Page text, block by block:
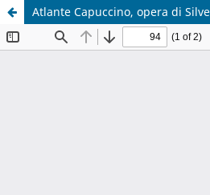
Atlante Capuccino, opera di